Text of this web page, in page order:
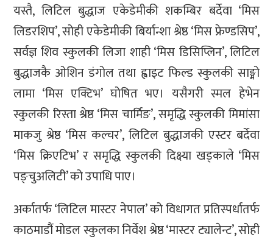
यस्तै, लिटिल बुद्धाज एकेडेमीकी शकम्बिर बर्देवा ‘मिस
लिडरशिप’, सोही एकेडेमीकी बिर्यान्शा श्रेष्ठ ‘मिस फ्रेण्डसिप’,
सर्वज्ञ शिव स्कुलकी लिजा शाही ‘मिस डिसिप्लिन’, लिटिल
बुद्धाजकै ओशिन डंगोल तथा ह्वाइट फिल्ड स्कुलकी साङ्मो
लामा ‘मिस एक्टिभ’ घोषित भए। यसैगरी स्मल हेभेन
स्कुलकी रिस्ता श्रेष्ठ ‘मिस चार्मिङ’, समृद्धि स्कुलकी मिमांसा
माकजु श्रेष्ठ ‘मिस कल्चर’, लिटिल बुद्धाजकी एस्टर बर्देवा
‘मिस क्रिएटिभ’ र समृद्धि स्कुलकी दिक्ष्या खड्काले ‘मिस
पङ्चुअलिटी’ को उपाधि पाए।
अर्कातर्फ ‘लिटिल मास्टर नेपाल’ को विधागत प्रतिस्पर्धातर्फ
काठमाडौं मोडल स्कुलका निर्वेश श्रेष्ठ ‘मास्टर ट्यालेन्ट’, सोही